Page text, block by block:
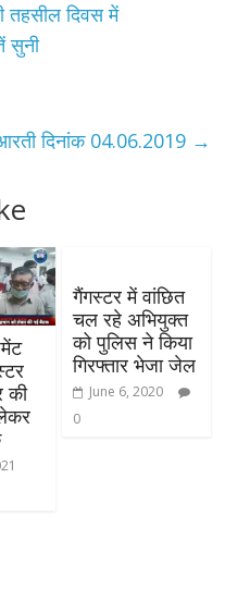
दिवस में
सुनी
दिनांक 04.06.2019 →
की
गैंगस्टर में वांछित
चल रहे अभियुक्त
को पुलिस ने किया
गिरफ्तार भेजा जेल
June 6, 2020
0